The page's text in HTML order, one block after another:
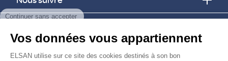
Continuer sans accepter
Vos données vous appartiennent
ELSAN utilise sur ce site des cookies destinés à son bon
Nous rejoindre